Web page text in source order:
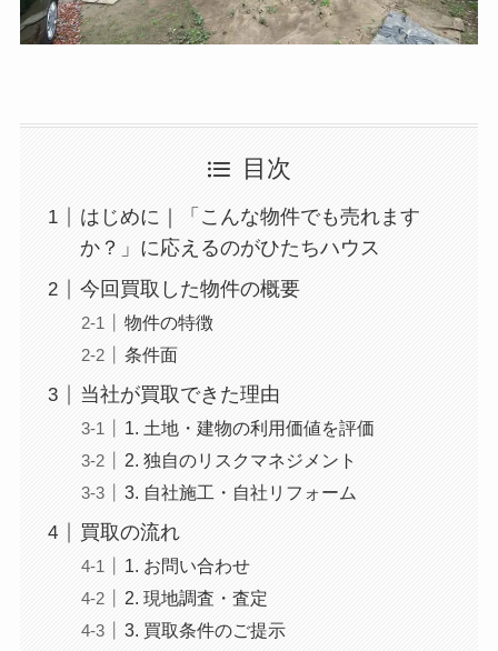
目次
はじめに｜「こんな物件でも売れます
か？」に応えるのがひたちハウス
今回買取した物件の概要
物件の特徴
条件面
当社が買取できた理由
1. 土地・建物の利用価値を評価
2. 独自のリスクマネジメント
3. 自社施工・自社リフォーム
買取の流れ
1. お問い合わせ
2. 現地調査・査定
3. 買取条件のご提示